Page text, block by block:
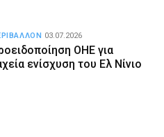
ΟΗΕ για
ενίσχυση του Ελ Νίνιο
03.07.2026